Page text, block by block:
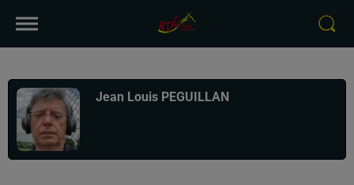
Jean Louis PEGUILLAN